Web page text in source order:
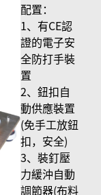
配置：
1、有CE認
證的電子安
全防打手裝
置
2、鈕扣自
動供應裝置
(免手工放鈕
扣，安全)
3、裝釘壓
力緩沖自動
調節器(布料